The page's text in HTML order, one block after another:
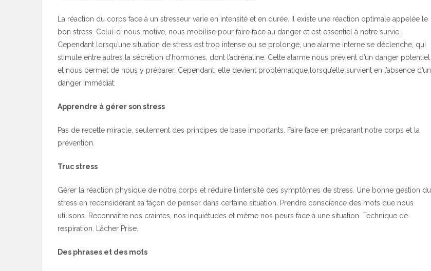
La réaction du corps face à un stresseur varie en intensité et en durée. Il existe une réaction optimale appelée le
bon stress. Celui-ci nous motive, nous mobilise pour faire face au danger et est essentiel à notre survie.
Cependant lorsqu’une situation de stress est trop intense ou se prolonge, une alarme interne se déclenche, qui
stimule entre autres la sécrétion d’hormones, dont l’adrénaline. Cette alarme nous prévient d’un danger potentiel
et nous permet de nous y préparer. Cependant, elle devient problématique lorsqu’elle survient en l’absence d’un
danger immédiat.
Apprendre à gérer son stress
Pas de recette miracle, seulement des principes de base importants. Faire face en préparant notre corps et la
prévention.
Truc stress
Gérer la réaction physique de notre corps et réduire l’intensité des symptômes de stress. Une bonne gestion du
stress en reconsidérant sa façon de penser dans certaine situation. Prendre conscience des mots que nous
utilisons. Reconnaître nos craintes, nos inquiétudes et même nos peurs face à une situation. Technique de
respiration. Lâcher Prise.
Des phrases et des mots